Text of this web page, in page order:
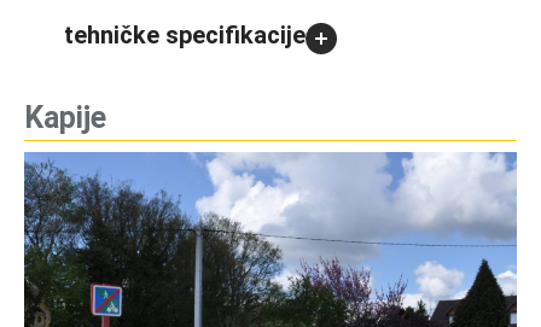
tehničke specifikacije
Kapije